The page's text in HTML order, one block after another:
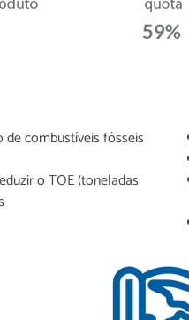
combustíveis fósseis
o TOE (toneladas